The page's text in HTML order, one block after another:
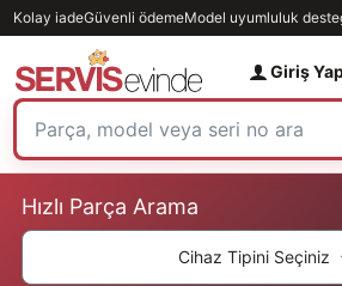
Kolay iadeGüvenli ödemeModel uyumluluk
Giriş
Hızlı Parça Arama
Cihaz Tipini Seçiniz